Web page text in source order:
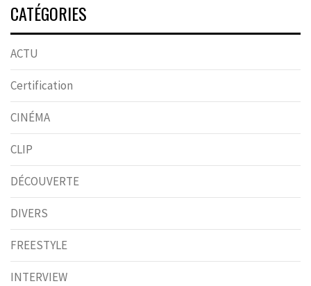
CATÉGORIES
ACTU
Certification
CINÉMA
CLIP
DÉCOUVERTE
DIVERS
FREESTYLE
INTERVIEW